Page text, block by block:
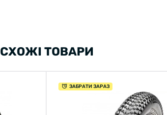
СХОЖІ ТОВАРИ
ЗАБРАТИ ЗАРАЗ